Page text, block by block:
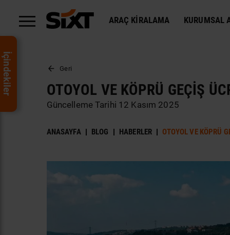
ARAÇ KIRALAMA KURUMSAL
Geri
OTOYOL VE KÖPRÜ GEÇIŞ
Güncelleme Tarihi 12 Kasım 2025
ANASAYFA BLOG HABERLER OTOYOL VE KÖPRÜ
İçindekiler